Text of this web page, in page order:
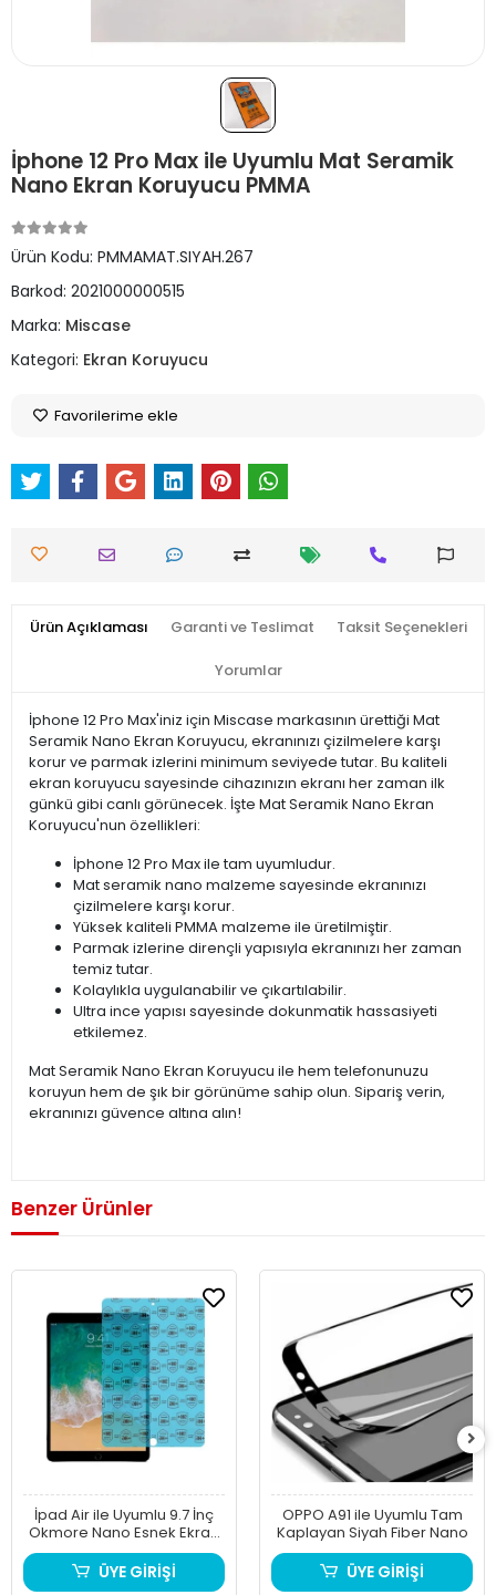
İphone 12 Pro Max ile Uyumlu Mat Seramik
Nano Ekran Koruyucu PMMA
Ürün Kodu: PMMAMAT.SIYAH.267
Barkod: 2021000000515
Marka: Miscase
Kategori: Ekran Koruyucu
Favorilerime ekle
Ürün Açıklaması Garanti ve Teslimat Taksit Seçenekleri
Yorumlar
İphone 12 Pro Max'iniz için Miscase markasının ürettiği Mat
Seramik Nano Ekran Koruyucu, ekranınızı çizilmelere karşı
korur ve parmak izlerini minimum seviyede tutar. Bu kaliteli
ekran koruyucu sayesinde cihazınızın ekranı her zaman ilk
günkü gibi canlı görünecek. İşte Mat Seramik Nano Ekran
Koruyucu'nun özellikleri:
İphone 12 Pro Max ile tam uyumludur.
Mat seramik nano malzeme sayesinde ekranınızı
çizilmelere karşı korur.
Yüksek kaliteli PMMA malzeme ile üretilmiştir.
Parmak izlerine dirençli yapısıyla ekranınızı her zaman
temiz tutar.
Kolaylıkla uygulanabilir ve çıkartılabilir.
Ultra ince yapısı sayesinde dokunmatik hassasiyeti
etkilemez.
Mat Seramik Nano Ekran Koruyucu ile hem telefonunuzu
koruyun hem de şık bir görünüme sahip olun. Sipariş verin,
ekranınızı güvence altına alın!
Benzer Ürünler
İpad Air ile Uyumlu 9.7 İnç
Okmore Nano Esnek Ekran
Koruyucu
ÜYE GİRİŞİ
OPPO A91 ile Uyumlu Tam
Kaplayan Siyah Fiber Nano
ÜYE GİRİŞİ